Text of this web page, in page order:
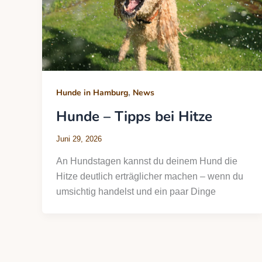
Hunde in Hamburg, News
Hunde – Tipps bei Hitze
Juni 29, 2026
An Hundstagen kannst du deinem Hund die
Hitze deutlich erträglicher machen – wenn du
umsichtig handelst und ein paar Dinge